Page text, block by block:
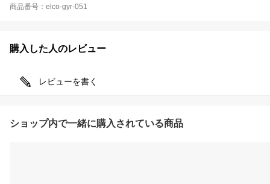
商品番号：elco-gyr-051
購入した人のレビュー
レビューを書く
ショップ内で一緒に購入されている商品